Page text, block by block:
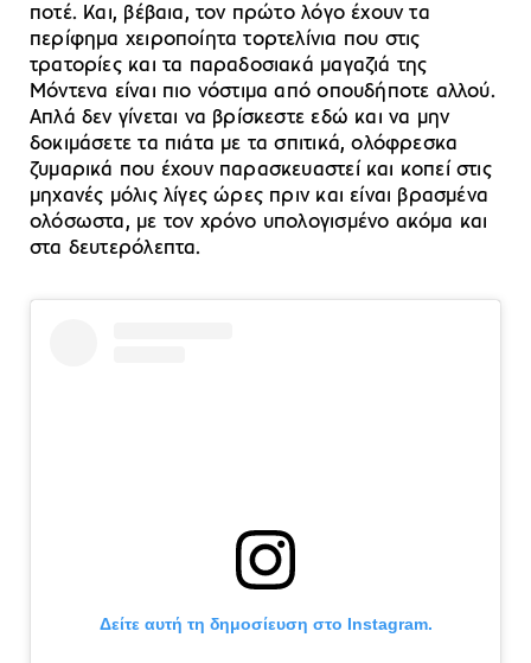
ποτέ. Και, βέβαια, τον πρώτο λόγο έχουν τα
περίφημα χειροποίητα τορτελίνια που στις
τρατορίες και τα παραδοσιακά μαγαζιά της
Μόντενα είναι πιο νόστιμα από οπουδήποτε αλλού.
Απλά δεν γίνεται να βρίσκεστε εδώ και να μην
δοκιμάσετε τα πιάτα με τα σπιτικά, ολόφρεσκα
ζυμαρικά που έχουν παρασκευαστεί και κοπεί στις
μηχανές μόλις λίγες ώρες πριν και είναι βρασμένα
ολόσωστα, με τον χρόνο υπολογισμένο ακόμα και
στα δευτερόλεπτα.
Δείτε αυτή τη δημοσίευση στο Instagram.